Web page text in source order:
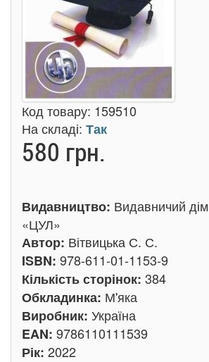
Код товару: 159510
На складі: Так
580 грн.
Видавництво: Видавничий дім
«ЦУЛ»
Автор: Вітвицька С. С.
ISBN: 978-611-01-1153-9
Кількість сторінок: 384
Обкладинка: М'яка
Виробник: Україна
EAN: 9786110111539
Рік: 2022